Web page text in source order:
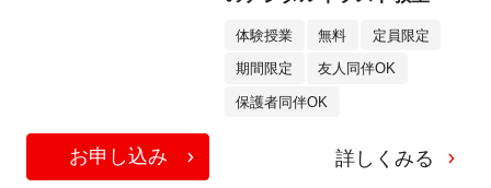
体験授業 無料 定員限定
期間限定 友人同伴OK
保護者同伴OK
お申し込み 詳しくみる